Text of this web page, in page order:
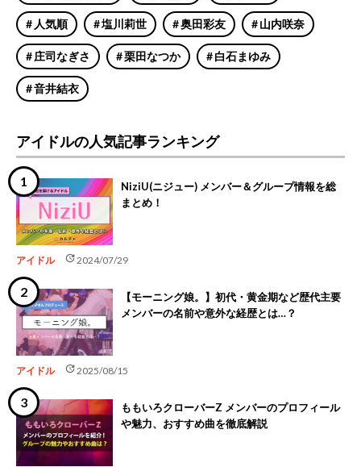
人気順 塩川莉世 奥田彩友 山内咲奈
庄司なぎさ 栗田なつか 白石まゆみ
音井結衣
アイドルの人気記事ランキング
NiziU(ニジュー) メンバー＆グループ情報を総
まとめ！
アイドル update2024/07/29
【モーニング娘。】初代・黄金期など歴代主要
メンバーの名前や意外な経歴とは…？
アイドル update2025/08/15
ももいろクローバーZ メンバーのプロフィール
や魅力、おすすめ曲を徹底解説